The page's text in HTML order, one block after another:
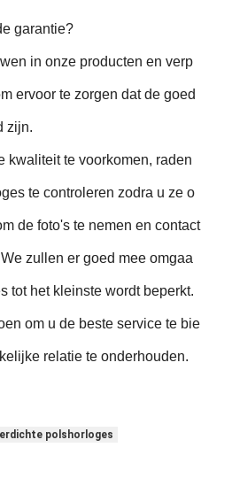
garantie?
in onze producten en verp
ervoor te zorgen dat de goed
zijn.
kwaliteit te voorkomen, raden
te controleren zodra u ze o
de foto's te nemen en contact
zullen er goed mee omgaa
tot het kleinste wordt beperkt.
om u de beste service te bie
relatie te onderhouden.
polshorloges